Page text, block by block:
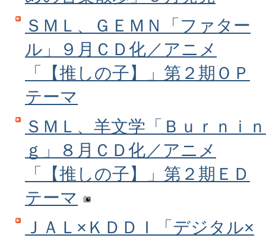
ＳＭＬ、ＧＥＭＮ「ファター
ル」９月ＣＤ化／アニメ
「【推しの子】」第２期ＯＰ
テーマ
ＳＭＬ、羊文学「Ｂｕｒｎｉｎ
ｇ」８月ＣＤ化／アニメ
「【推しの子】」第２期ＥＤ
テーマ
ＪＡＬ×ＫＤＤＩ「デジタル×